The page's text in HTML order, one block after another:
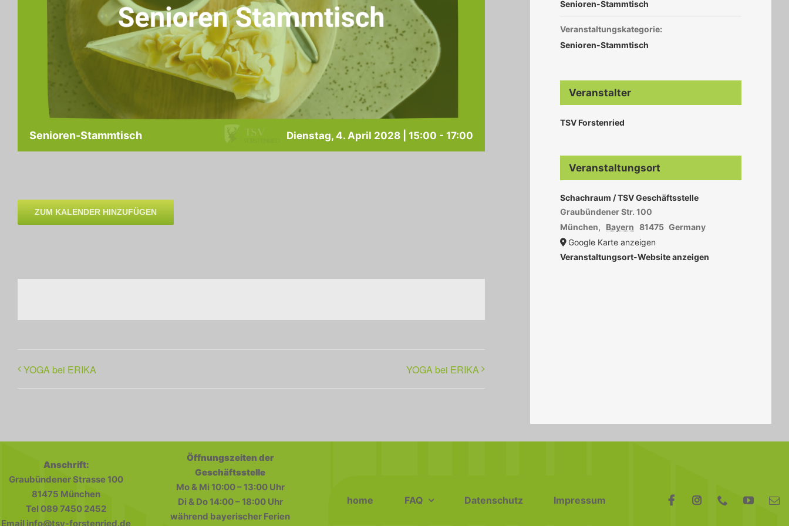
Senioren-Stammtisch Dienstag, 4. April 2028 | 15:00 -17:00
ZUM KALENDER HINZUFÜGEN
YOGA bei ERIKA YOGA bei ERIKA
Senioren-Stammtisch
Veranstaltungskategorie:
Senioren-Stammtisch
Veranstalter
TSV Forstenried
Veranstaltungsort
Schachraum / TSV Geschäftsstelle
Graubündener Str. 100
München, Bayern 81475 Germany
Google Karte anzeigen
Veranstaltungsort-Website anzeigen
Anschrift:
Graubündener Strasse 100
81475 München
Tel 089 7450 2452
Email info@tsv-forstenried.de
Öffnungszeiten der
Geschäftsstelle
Mo & Mi 10:00 – 13:00 Uhr
Di & Do 14:00 – 18:00 Uhr
während bayerischer Ferien
home FAQ Datenschutz Impressum